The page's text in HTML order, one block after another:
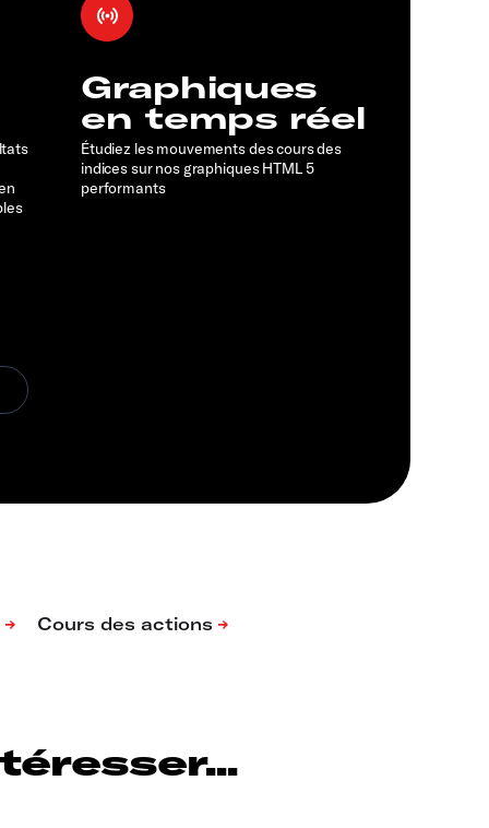
Graphiques
en temps réel
Étudiez les mouvements des cours des
indices sur nos graphiques HTML 5
performants